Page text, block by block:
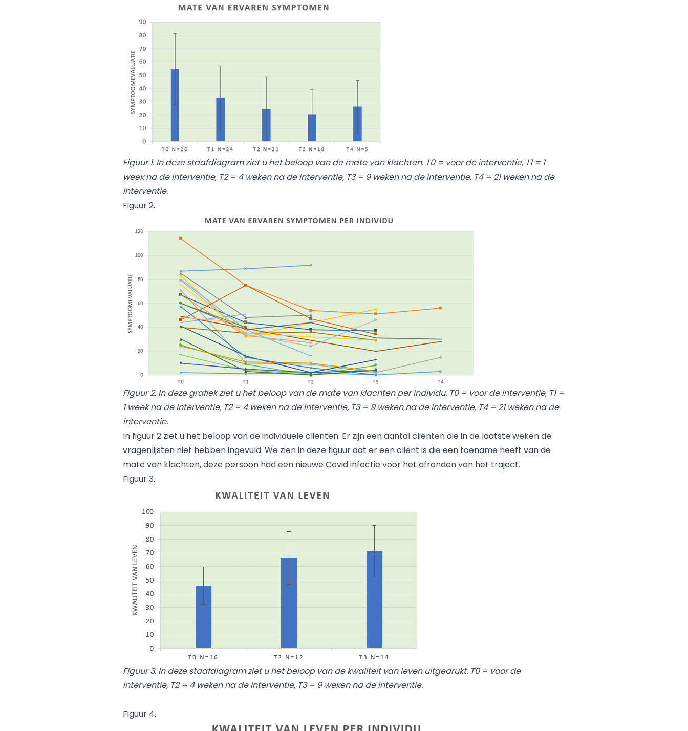
Figuur 1. In deze staafdiagram ziet u het beloop van de mate van klachten. T0 = voor de interventie, T1 = 1
week na de interventie, T2 = 4 weken na de interventie, T3 = 9 weken na de interventie, T4 = 21 weken na de
interventie.
Figuur 2.
Figuur 2. In deze grafiek ziet u het beloop van de mate van klachten per individu. T0 = voor de interventie, T1 =
1 week na de interventie, T2 = 4 weken na de interventie, T3 = 9 weken na de interventie, T4 = 21 weken na de
interventie.
In figuur 2 ziet u het beloop van de individuele cliënten. Er zijn een aantal cliënten die in de laatste weken de
vragenlijsten niet hebben ingevuld. We zien in deze figuur dat er een cliënt is die een toename heeft van de
mate van klachten, deze persoon had een nieuwe Covid infectie voor het afronden van het traject.
Figuur 3.
Figuur 3. In deze staafdiagram ziet u het beloop van de kwaliteit van leven uitgedrukt. T0 = voor de
interventie, T2 = 4 weken na de interventie, T3 = 9 weken na de interventie.
Figuur 4.